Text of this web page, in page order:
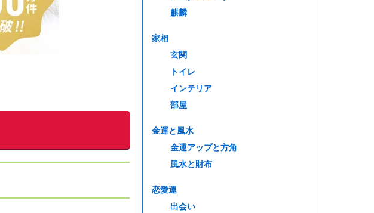
麒麟
家相
玄関
トイレ
インテリア
部屋
金運と風水
金運アップと方角
風水と財布
恋愛運
出会い